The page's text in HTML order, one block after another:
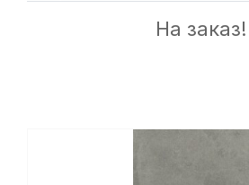
На заказ!